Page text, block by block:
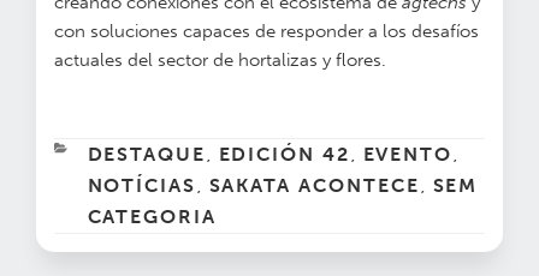
con soluciones capaces de responder a los desafíos
actuales del sector de hortalizas y flores.
CATEGORÍAS
DESTAQUE , EDICIÓN 42 , EVENTO ,
NOTÍCIAS , SAKATA ACONTECE , SEM
CATEGORIA